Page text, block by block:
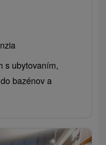
s ubytovaním,
bazénov a